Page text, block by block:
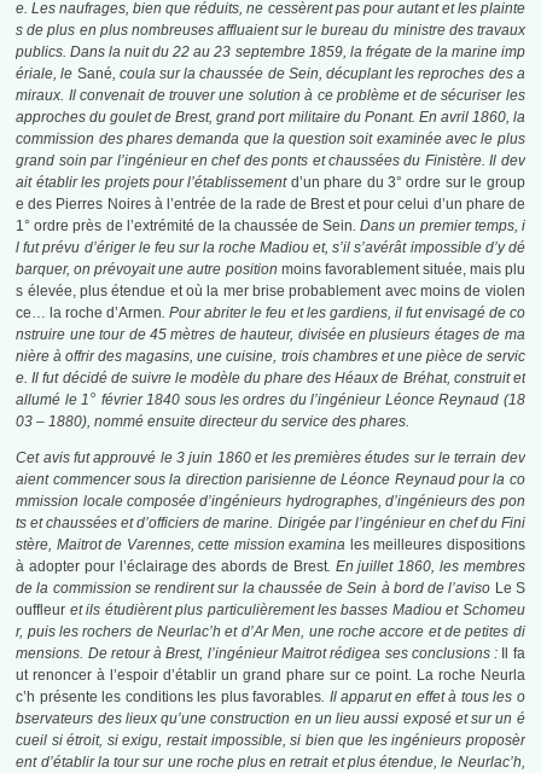
e. Les naufrages, bien que réduits, ne cessèrent pas pour autant et les plainte
s de plus en plus nombreuses affluaient sur le bureau du ministre des travaux
publics. Dans la nuit du 22 au 23 septembre 1859, la frégate de la marine imp
ériale, le Sané, coula sur la chaussée de Sein, décuplant les reproches des a
miraux. Il convenait de trouver une solution à ce problème et de sécuriser les
approches du goulet de Brest, grand port militaire du Ponant. En avril 1860, la
commission des phares demanda que la question soit examinée avec le plus
grand soin par l’ingénieur en chef des ponts et chaussées du Finistère. Il dev
ait établir les projets pour l’établissement d’un phare du 3° ordre sur le group
e des Pierres Noires à l’entrée de la rade de Brest et pour celui d’un phare de
1° ordre près de l’extrémité de la chaussée de Sein. Dans un premier temps, i
l fut prévu d’ériger le feu sur la roche Madiou et, s’il s’avérât impossible d’y dé
barquer, on prévoyait une autre position moins favorablement située, mais plu
s élevée, plus étendue et où la mer brise probablement avec moins de violen
ce… la roche d’Armen. Pour abriter le feu et les gardiens, il fut envisagé de co
nstruire une tour de 45 mètres de hauteur, divisée en plusieurs étages de ma
nière à offrir des magasins, une cuisine, trois chambres et une pièce de servic
e. Il fut décidé de suivre le modèle du phare des Héaux de Bréhat, construit et
allumé le 1° février 1840 sous les ordres du l’ingénieur Léonce Reynaud (18
03 – 1880), nommé ensuite directeur du service des phares.
Cet avis fut approuvé le 3 juin 1860 et les premières études sur le terrain dev
aient commencer sous la direction parisienne de Léonce Reynaud pour la co
mmission locale composée d’ingénieurs hydrographes, d’ingénieurs des pon
ts et chaussées et d’officiers de marine. Dirigée par l’ingénieur en chef du Fini
stère, Maitrot de Varennes, cette mission examina les meilleures dispositions
à adopter pour l’éclairage des abords de Brest. En juillet 1860, les membres
de la commission se rendirent sur la chaussée de Sein à bord de l’aviso Le S
ouffleur et ils étudièrent plus particulièrement les basses Madiou et Schomeu
r, puis les rochers de Neurlac’h et d’Ar Men, une roche accore et de petites di
mensions. De retour à Brest, l’ingénieur Maitrot rédigea ses conclusions :
Il fa
ut renoncer à l’espoir d’établir un grand phare sur ce point. La roche Neurla
c’h présente les conditions les plus favorables. Il apparut en effet à tous les o
bservateurs des lieux qu’une construction en un lieu aussi exposé et sur un é
cueil si étroit, si exigu, restait impossible, si bien que les ingénieurs proposèr
ent d’établir la tour sur une roche plus en retrait et plus étendue, le Neurlac’h,